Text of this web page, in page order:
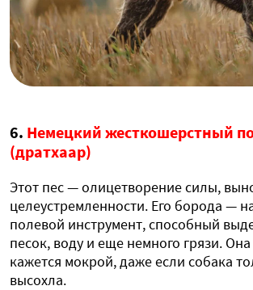
6. Немецкий жесткошерстный
(дратхаар)
Этот пес — олицетворение силы,
целеустремленности. Его борода —
полевой инструмент, способный
песок, воду и еще немного грязи. Она
кажется мокрой, даже если собака
высохла.